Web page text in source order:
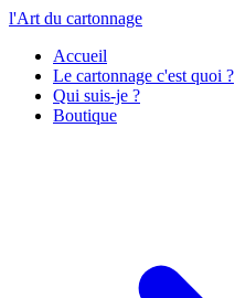
l'Art du cartonnage
Accueil
Le cartonnage c'est quoi ?
Qui suis-je ?
Boutique